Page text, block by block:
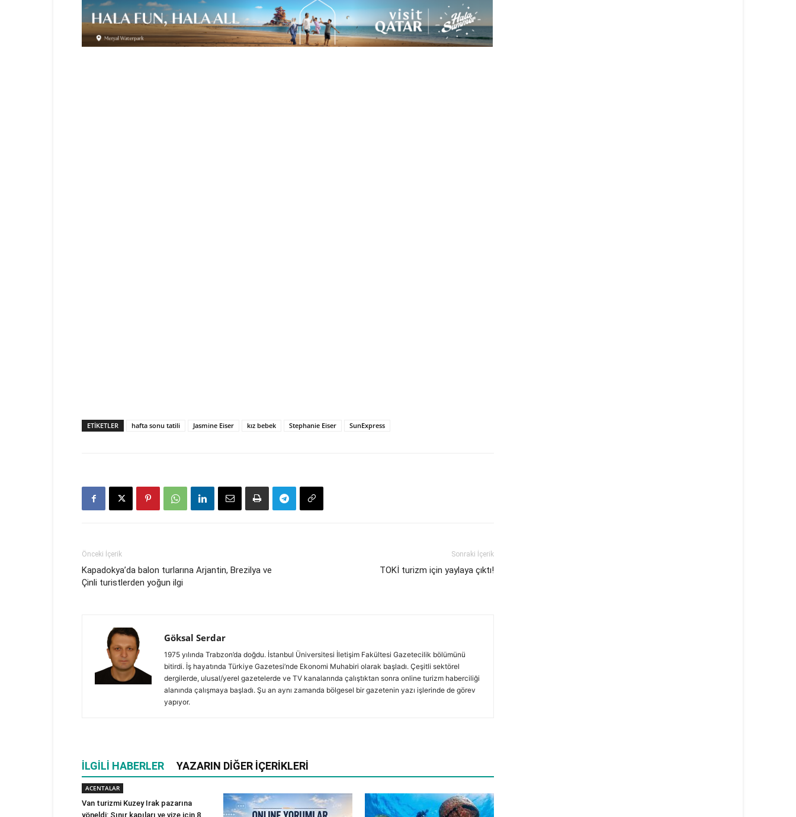
ETIKETLER hafta sonu tatili Jasmine Eiser kız bebek Stephanie Eiser SunExpress
Önceki İçerik
Kapadokya’da balon turlarına Arjantin, Brezilya ve
Çinli turistlerden yoğun ilgi
Sonraki İçerik
TOKİ turizm için yaylaya çıktı!
Göksal Serdar
1975 yılında Trabzon’da doğdu. İstanbul Üniversitesi İletişim Fakültesi Gazetecilik bölümünü
bitirdi. İş hayatında Türkiye Gazetesi’nde Ekonomi Muhabiri olarak başladı. Çeşitli sektörel
dergilerde, ulusal/yerel gazetelerde ve TV kanalarında çalıştıktan sonra online turizm haberciliği
alanında çalışmaya başladı. Şu an aynı zamanda bölgesel bir gazetenin yazı işlerinde de görev
yapıyor.
İLGILI HABERLER YAZARIN DIĞER İÇERIKLERI
ACENTALAR
Van turizmi Kuzey Irak pazarına
yöneldi: Sınır kapıları ve vize için 8